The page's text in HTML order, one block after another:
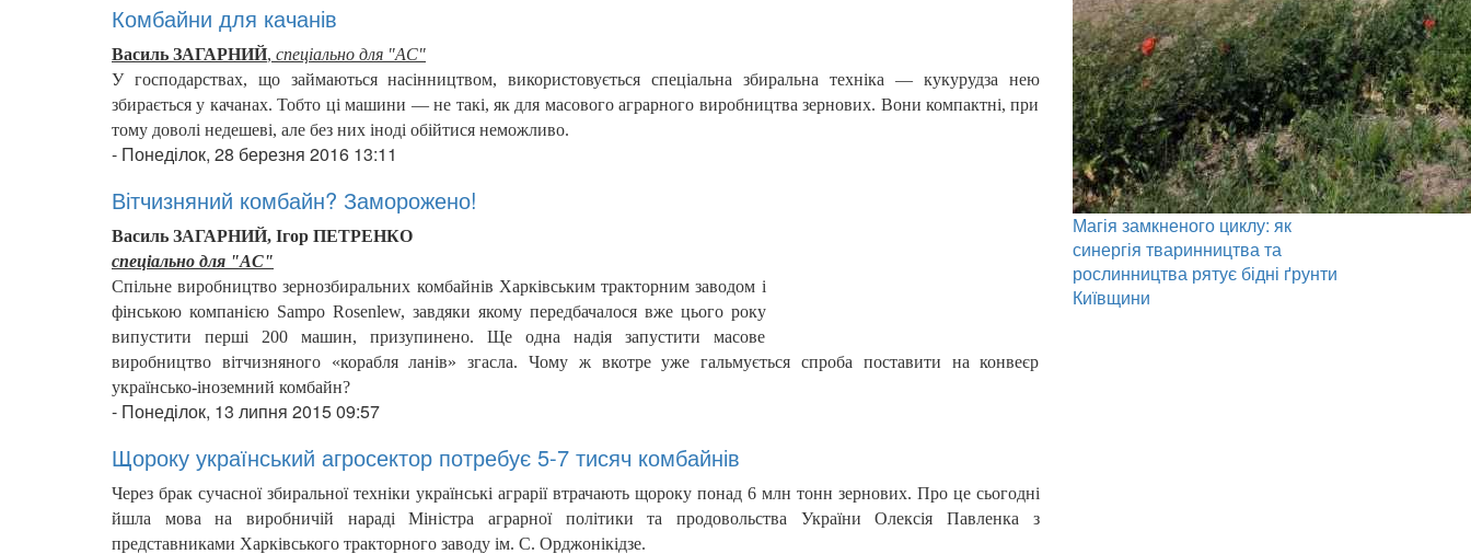
Комбайни для качанів
Василь ЗАГАРНИЙ, спеціально для "АС"
У господарствах, що займаються насінництвом, використовується спеціальна збиральна техніка — кукурудза нею
збирається у качанах. Тобто ці машини — не такі, як для масового аграрного виробництва зернових. Вони компактні, при
тому доволі недешеві, але без них іноді обійтися неможливо.
- Понеділок, 28 березня 2016 13:11
Вітчизняний комбайн? Заморожено!
Василь ЗАГАРНИЙ, Ігор ПЕТРЕНКО
спеціально для "АС"
Спільне виробництво зернозбиральних комбайнів Харківським тракторним заводом і
фінською компанією Sampo Rosenlew, завдяки якому передбачалося вже цього року
випустити перші 200 машин, призупинено. Ще одна надія запустити масове
виробництво вітчизняного «корабля ланів» згасла. Чому ж вкотре уже гальмується спроба поставити на конвеєр
українсько-іноземний комбайн?
- Понеділок, 13 липня 2015 09:57
Щороку український агросектор потребує 5-7 тисяч комбайнів
Через брак сучасної збиральної техніки українські аграрії втрачають щороку понад 6 млн тонн зернових. Про це сьогодні
йшла мова на виробничій нараді Міністра аграрної політики та продовольства України Олексія Павленка з
представниками Харківського тракторного заводу ім. С. Орджонікідзе.
Магія замкненого циклу: як
синергія тваринництва та
рослинництва рятує бідні ґрунти
Київщини